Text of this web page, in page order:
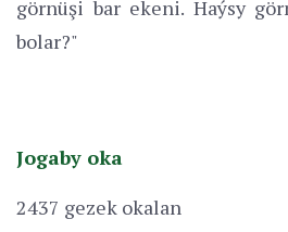
görnüşi bar ekeni. Haýsy
bolar?"
Jogaby oka
2437 gezek okalan